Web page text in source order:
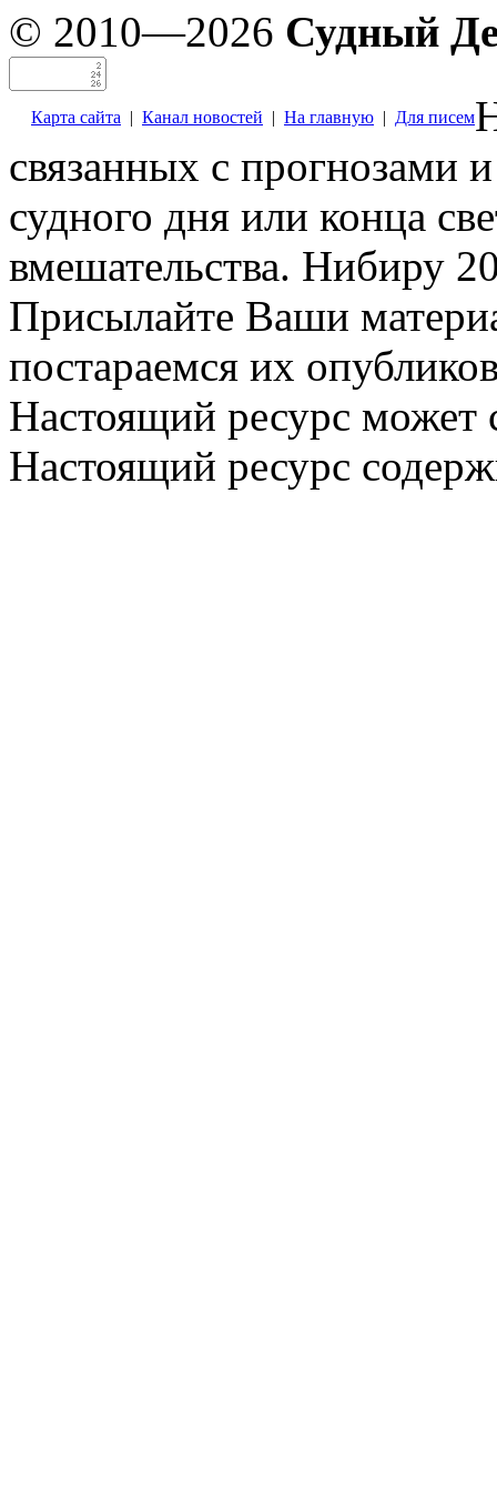
© 2010—2026 Судный
Карта сайта | Канал новостей | На главную | Для писем
связанных с прогнозами
судного дня или конца
вмешательства. Нибиру
Присылайте Ваши
постараемся их
Настоящий ресурс может
Настоящий ресурс